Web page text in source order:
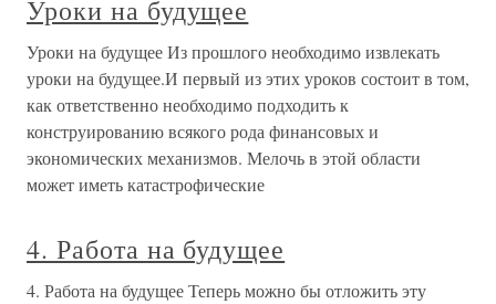
Уроки на будущее
Уроки на будущее Из прошлого необходимо извлекать
уроки на будущее.И первый из этих уроков состоит в том,
как ответственно необходимо подходить к
конструированию всякого рода финансовых и
экономических механизмов. Мелочь в этой области
может иметь катастрофические
4. Работа на будущее
4. Работа на будущее Теперь можно бы отложить эту